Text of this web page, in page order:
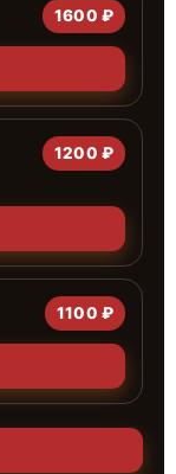
1600 ₽
1200 ₽
1100 ₽